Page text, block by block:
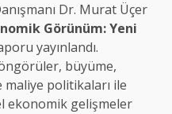
Dr. Mur­at Üçer
Görünüm: Yeni
yayınlandı.
büyüme,
politikaları ile
ekonomik gelişmeler